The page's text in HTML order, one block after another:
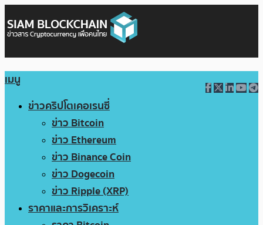
เมนู
ข่าวคริปโตเคอเรนซี่
ข่าว Bitcoin
ข่าว Ethereum
ข่าว Binance Coin
ข่าว Dogecoin
ข่าว Ripple (XRP)
ราคาและการวิเคราะห์